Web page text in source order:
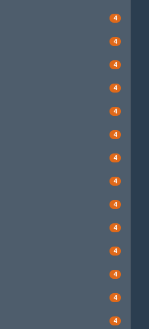
4
4
4
4
4
4
4
4
4
4
4
4
4
4